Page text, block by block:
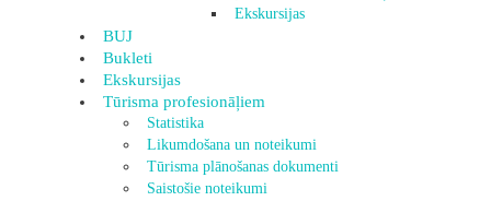
Ekskursijas
BUJ
Bukleti
Ekskursijas
Tūrisma profesionāļiem
Statistika
Likumdošana un noteikumi
Tūrisma plānošanas dokumenti
Saistošie noteikumi